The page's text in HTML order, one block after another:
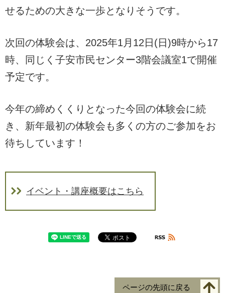
せるための大きな一歩となりそうです。
次回の体験会は、2025年1月12日(日)9時から17
時、同じく子安市民センター3階会議室1で開催
予定です。
今年の締めくくりとなった今回の体験会に続
き、新年最初の体験会も多くの方のご参加をお
待ちしています！
イベント・講座概要はこちら
ページの先頭に戻る